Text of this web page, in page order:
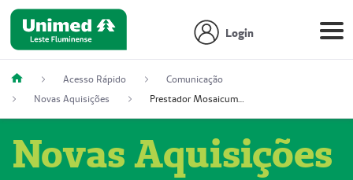
Login
Acesso Rápido
Comunicação
Novas Aquisições
Prestador Mosaicum Espaço Clínico Eireli (51004355-5)
Novas Aquisições